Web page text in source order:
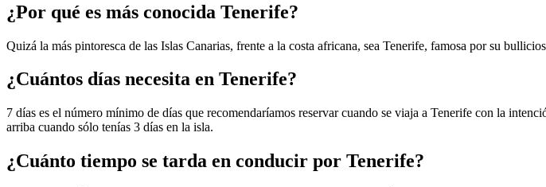
¿Por qué es más conocida Tenerife?
Quizá la más pintoresca de las Islas Canarias, frente a la costa africana, sea Tenerife, famosa por su
¿Cuántos días necesita en Tenerife?
7 días es el número mínimo de días que recomendaríamos reservar cuando se viaja a Tenerife con la
arriba cuando sólo tenías 3 días en la isla.
¿Cuánto tiempo se tarda en conducir por Tenerife?